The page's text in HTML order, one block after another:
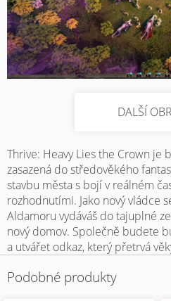
DALŠÍ
Thrive: Heavy Lies the Crown je
zasazená do středověkého
stavbu města s bojí v reálném
rozhodnutími. Jako nový vládce
Aldamoru vydáváš do tajuplné
nový domov. Společně budete
a utvářet odkaz, který přetrvá
Podobné produkty